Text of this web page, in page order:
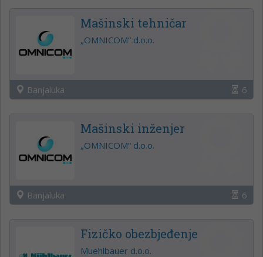
Mašinski tehničar
„OMNICOM“ d.o.o.
Banjaluka 6
Mašinski inženjer
„OMNICOM“ d.o.o.
Banjaluka 6
Fizičko obezbjeđenje
Muehlbauer d.o.o.